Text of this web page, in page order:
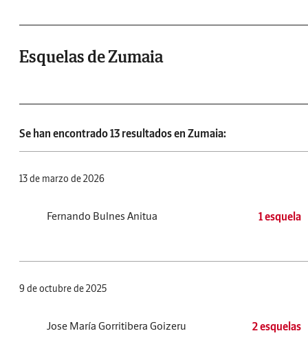
Esquelas de Zumaia
Se han encontrado 13 resultados en Zumaia:
13 de marzo de 2026
Fernando Bulnes Anitua 1 esquela
9 de octubre de 2025
Jose María Gorritibera Goizeru 2 esquelas